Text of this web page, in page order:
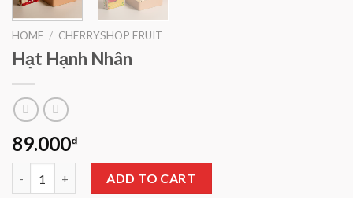
HOME / CHERRYSHOP FRUIT
Hạt Hạnh Nhân
89.000₫
ADD TO CART